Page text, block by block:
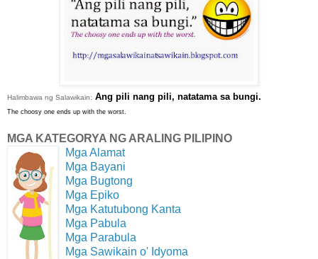
Halimbawa ng Salawikain: Ang pili nang pili, natatama sa bungi.
The choosy one ends up with the worst.
MGA KATEGORYA NG ARALING PILIPINO
Mga Alamat
Mga Bayani
Mga Bugtong
Mga Epiko
Mga Katutubong Kanta
Mga Pabula
Mga Parabula
Mga Sawikain o' Idyoma